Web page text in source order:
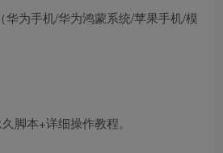
华为手机/华为鸿蒙系统/苹果手机/模
脚本+详细操作教程。